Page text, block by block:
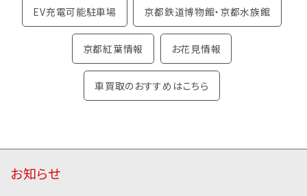
EV充電可能駐車場 京都鉄道博物館・京都水族館
京都紅葉情報 お花見情報
車買取のおすすめはこちら
お知らせ